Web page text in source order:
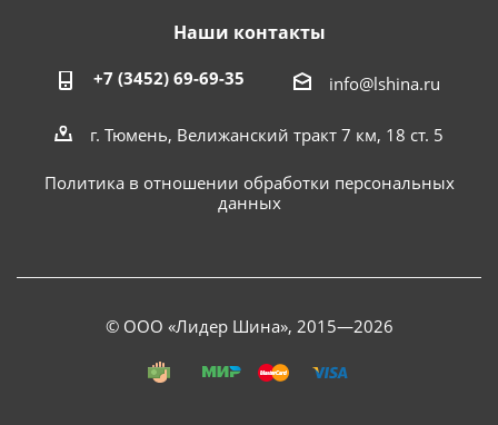
Наши контакты
+7 (3452) 69-69-35 info@lshina.ru
г. Тюмень, Велижанский тракт 7 км, 18 ст. 5
Политика в отношении обработки персональных
данных
© ООО «Лидер Шина», 2015—2026